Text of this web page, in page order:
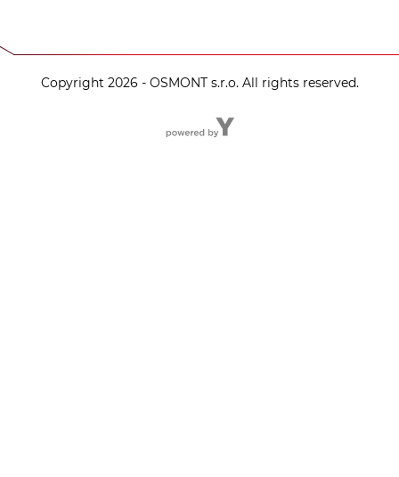
Copyright 2026 - OSMONT s.r.o. All rights reserved.